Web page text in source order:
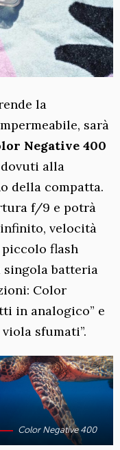
la
sarà
Negative 400
alla
della compatta.
f/9 e potrà
velocità
piccolo flash
singola batteria
Color
in analogico” e
sfumati”.
Color Negative 400